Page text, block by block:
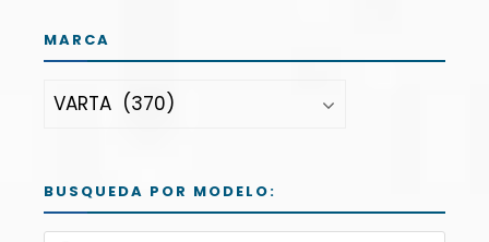
MARCA
BUSQUEDA POR MODELO: